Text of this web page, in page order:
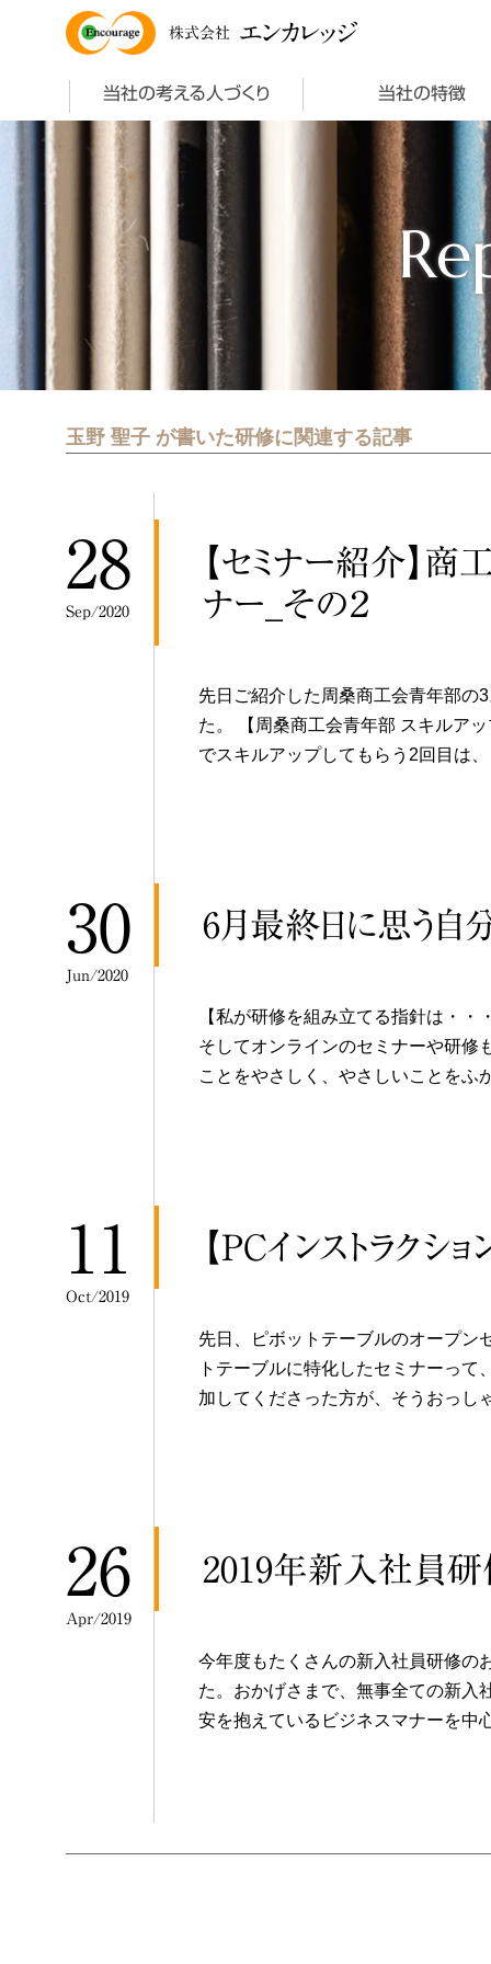
株式会社エンカレッジ
当社の考える人づくり 当社の特徴
玉野 聖子 が書いた研修に関連する記事
28
Sep/2020
【セミナー紹介】
ナー_その２
先日ご紹介した周桑商工会青年部の
た。 【周桑商工会青年部 スキルア
でスキルアップしてもらう2回目は
30
Jun/2020
6月最終日に思う自
【私が研修を組み立てる指針は・
そしてオンラインのセミナーや研修
ことをやさしく、やさしいことを
11
Oct/2019
【PCインストラクシ
先日、ピボットテーブルのオープン
トテーブルに特化したセミナーっ
加してくださった方が、そうおっ
26
Apr/2019
2019年新入社員研
今年度もたくさんの新入社員研修の
た。おかげさまで、無事全ての新入
安を抱えているビジネスマナーを